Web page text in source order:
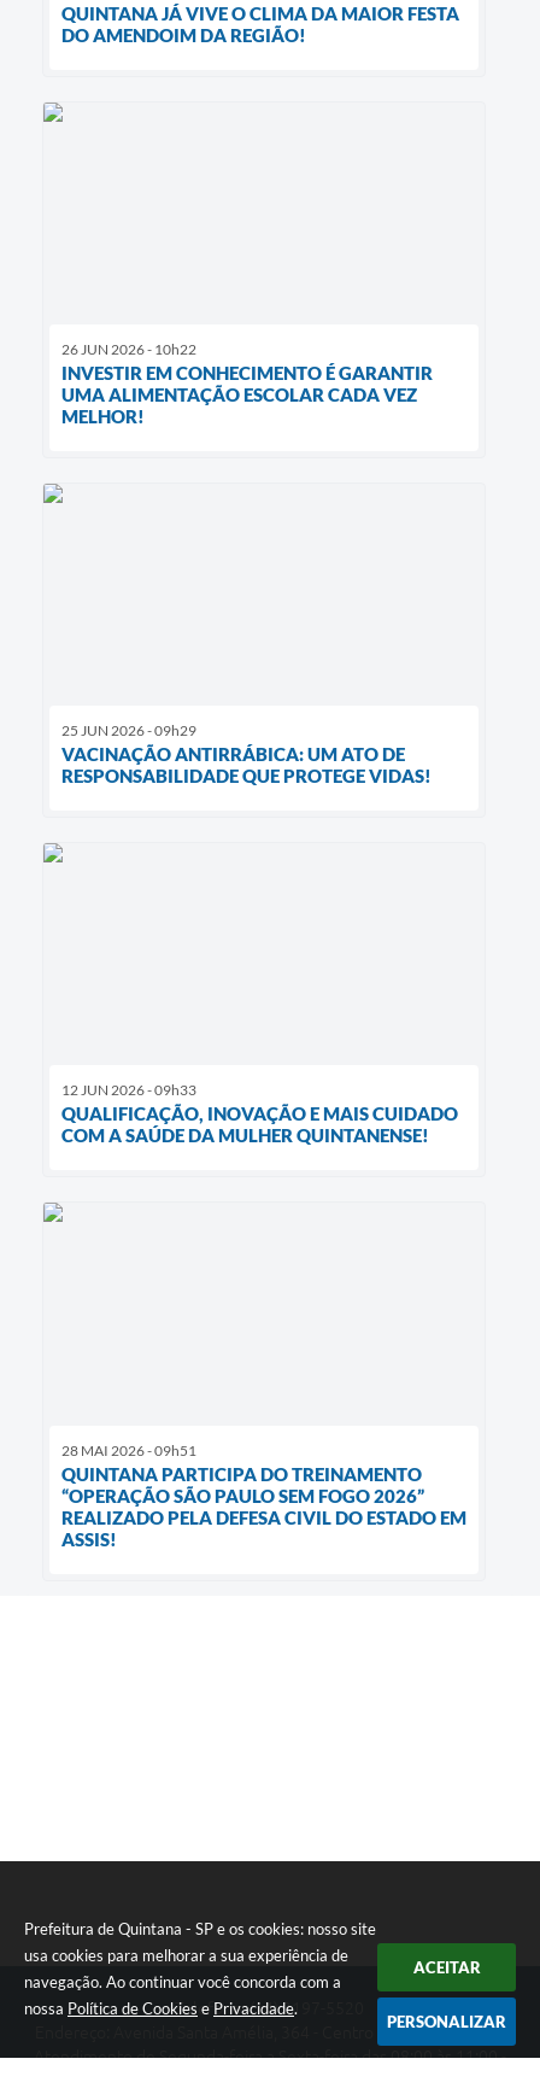
Prefeitura de Quintana - SP e os cookies: nosso site
usa cookies para melhorar a sua experiência de
navegação. Ao continuar você concorda com a
nossa Política de Cookies e Privacidade.
ACEITAR
PERSONALIZAR
QUINTANA JÁ VIVE O CLIMA DA MAIOR FESTA
DO AMENDOIM DA REGIÃO!
26 JUN 2026 - 10h22
INVESTIR EM CONHECIMENTO É GARANTIR
UMA ALIMENTAÇÃO ESCOLAR CADA VEZ
MELHOR!
25 JUN 2026 - 09h29
VACINAÇÃO ANTIRRÁBICA: UM ATO DE
RESPONSABILIDADE QUE PROTEGE VIDAS!
12 JUN 2026 - 09h33
QUALIFICAÇÃO, INOVAÇÃO E MAIS CUIDADO
COM A SAÚDE DA MULHER QUINTANENSE!
28 MAI 2026 - 09h51
QUINTANA PARTICIPA DO TREINAMENTO
“OPERAÇÃO SÃO PAULO SEM FOGO 2026”
REALIZADO PELA DEFESA CIVIL DO ESTADO EM
ASSIS!
Telefone: (14) 3197-5520
Endereço: Avenida Santa Amélia, 364 - Centro | CEP: 17670-003
Atendimento de Segunda-feira a Sexta-feira das 08:00 às 11:00 -